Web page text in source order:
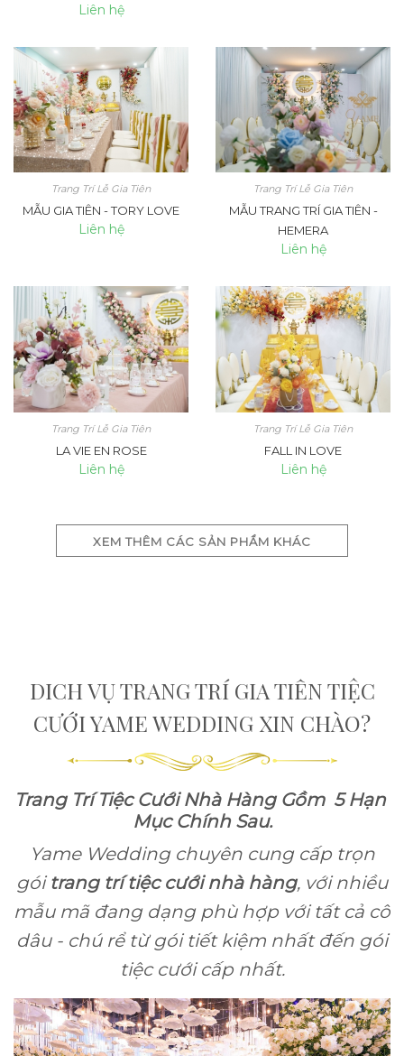
Liên hệ
Trang Trí Lễ Gia Tiên
MẪU GIA TIÊN - TORY LOVE
Liên hệ
Trang Trí Lễ Gia Tiên
MẪU TRANG TRÍ GIA TIÊN -
HEMERA
Liên hệ
Trang Trí Lễ Gia Tiên
LA VIE EN ROSE
Liên hệ
Trang Trí Lễ Gia Tiên
FALL IN LOVE
Liên hệ
XEM THÊM CÁC SẢN PHẨM KHÁC
DICH VỤ TRANG TRÍ GIA TIÊN TIỆC
CƯỚI YAME WEDDING XIN CHÀO?
Trang Trí Tiệc Cưới Nhà Hàng Gồm 5 Hạn
Mục Chính Sau.
Yame Wedding chuyên cung cấp trọn
gói trang trí tiệc cưới nhà hàng, với nhiều
mẫu mã đang dạng phù hợp với tất cả cô
dâu - chú rể từ gói tiết kiệm nhất đến gói
tiệc cưới cấp nhất.